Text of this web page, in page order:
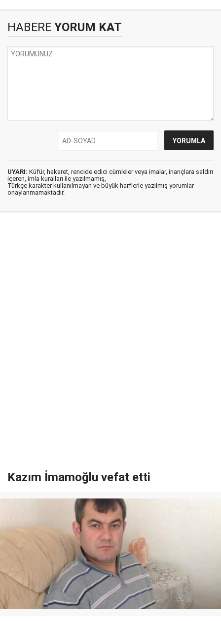
HABERE YORUM KAT
UYARI: Küfür, hakaret, rencide edici cümleler veya imalar, inançlara saldırı
içeren, imla kuralları ile yazılmamış,
Türkçe karakter kullanılmayan ve büyük harflerle yazılmış yorumlar
onaylanmamaktadır.
Kazım İmamoğlu vefat etti